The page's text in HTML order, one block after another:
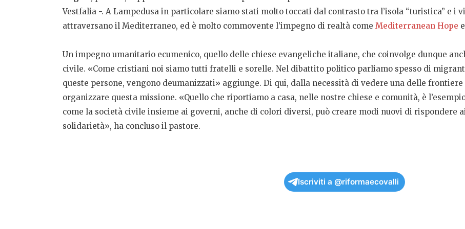
Vestfalia -. A Lampedusa in particolare siamo stati molto toccati dal contrasto tra l’isola “turistica” e i
attraversano il Mediterraneo, ed è molto commovente l’impegno di realtà come Mediterranean Hope
Un impegno umanitario ecumenico, quello delle chiese evangeliche italiane, che coinvolge dunque
civile. «Come cristiani noi siamo tutti fratelli e sorelle. Nel dibattito politico parliamo spesso di
queste persone, vengono deumanizzati» aggiunge. Di qui, dalla necessità di vedere una delle
organizzare questa missione. «Quello che riportiamo a casa, nelle nostre chiese e comunità, è
come la società civile insieme ai governi, anche di colori diversi, può creare modi nuovi di rispondere
solidarietà», ha concluso il pastore.
Iscriviti a @riformaecovalli